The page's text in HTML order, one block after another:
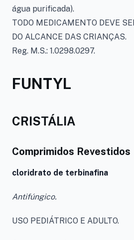
água purificada).
TODO MEDICAMENTO DEVE
DO ALCANCE DAS CRIANÇAS.
Reg. M.S.: 1.0298.0297.
FUNTYL
CRISTÁLIA
Comprimidos Revestidos
cloridrato de terbinafina
Antifúngico.
USO PEDIÁTRICO E ADULTO.